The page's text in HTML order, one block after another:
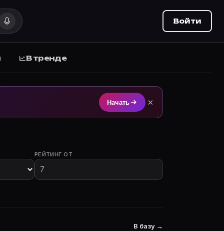
фото, биография и все фильмы с участием на
Войти
В тренде
Начать ×
РЕЙТИНГ ОТ
В базу →